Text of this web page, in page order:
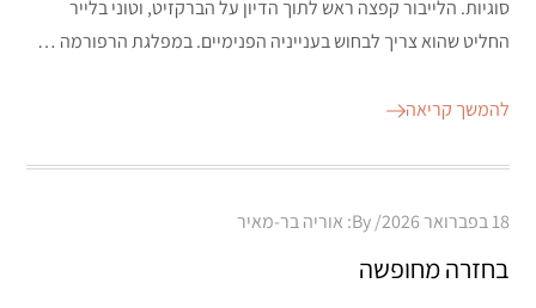
סוגיות. הלייבור קפצה ראש לתוך הדיון על הברקזיט, וטוני בלייר
החליט שהוא צריך לבחוש בענייניה הפנימיים. במפלגת הרפורמה …
להמשך קריאה
Posted
18 בפברואר 2026 By: אוריה בר-מאיר
בחזרה מחופשה